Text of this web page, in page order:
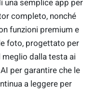
una semplice app per
completo, nonché
funzioni premium e
foto, progettato per
dalla testa ai
per garantire che le
a leggere per